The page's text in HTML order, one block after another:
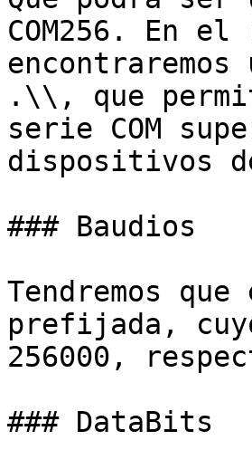
COM256. En
.\\, que
serie COM
dispositivos
### Baudios
Tendremos
prefijada,
256000,
### DataBits